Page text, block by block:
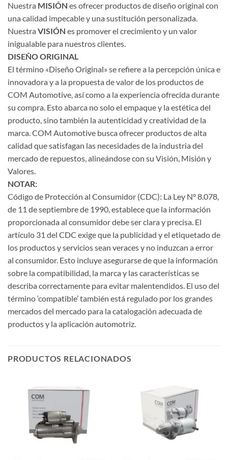
Nuestra MISIÓN es ofrecer productos de diseño original con
una calidad impecable y una sustitución personalizada.
Nuestra VISIÓN es promover el crecimiento y un valor
inigualable para nuestros clientes.
DISEÑO ORIGINAL
El término «Diseño Original» se refiere a la percepción única e
innovadora y a la propuesta de valor de los productos de
COM Automotive, así como a la experiencia ofrecida durante
su compra. Esto abarca no solo el empaque y la estética del
producto, sino también la autenticidad y creatividad de la
marca. COM Automotive busca ofrecer productos de alta
calidad que satisfagan las necesidades de la industria del
mercado de repuestos, alineándose con su Visión, Misión y
Valores.
NOTAR:
Código de Protección al Consumidor (CDC): La Ley N° 8.078,
de 11 de septiembre de 1990, establece que la información
proporcionada al consumidor debe ser clara y precisa. El
artículo 31 del CDC exige que la publicidad y el etiquetado de
los productos y servicios sean veraces y no induzcan a error
al consumidor. Esto incluye asegurarse de que la información
sobre la compatibilidad, la marca y las características se
describa correctamente para evitar malentendidos. El uso del
término ‘compatible’ también está regulado por los grandes
mercados del mercado para la catalogación adecuada de
productos y la aplicación automotriz.
PRODUCTOS RELACIONADOS